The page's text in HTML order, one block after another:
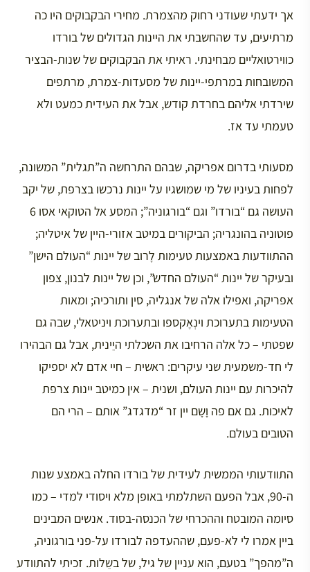
אך ידעתי שעודני רחוק מהצמרת. מחירי הבקבוקים היו כה
מרתיעים, עד שהחשבתי את היינות הגדולים של בורדו
כווירטואליים מבחינתי. ראיתי את הבקבוקים של שנות-הבציר
המשובחות במרתפי-יינות של מסעדות-צמרת, מרתפים
שירדתי אליהם בחרדת קודש, אבל את העידית כמעט ולא
טעמתי עד אז.
מסעותי בדרום אפריקה, שבהם התרחשה ה”תגלית” המשונה,
לפחות בעיניו של מי שמושגיו על יינות נרכשו בצרפת, של יקב
העושה גם “בורדו” וגם “בורגוניה”; המסע אל הטוקאי אסו 6
פוטוניה בהונגריה; הביקורים במיטב אזורי-היין של איטליה;
ההתוודעות באמצעות טעימות לָרוב של יינות “העולם הישן”
ובעיקר של יינות “העולם החדש”, וכן של יינות לבנון, צפון
אפריקה, ואפילו אלה של אנגליה, סין ותורכיה; ומאות
הטעימות בתערוכת וינְאֶקספו ובתערוכת ויניטאלי, שבה גם
שפטתי – כל אלה הרחיבו את השכלתי היֵינית, אבל גם הבהירו
לי חד-משמעית שני עיקרים: ראשית – חיי אדם לא יספיקו
להיכרות עם יינות העולם, ושנית – אין כמיטב יינות צרפת
לאיכות. גם אם פה וָשָם יין זר “מדגדג” אותם – הרי הם
הטובים בעולם.
התוודעותי הממשית לעידית של בורדו החלה באמצע שנות
ה-90, אבל הפעם השתלמתי באופן מלא ויסודי למדי – כמו
סיומה המובטח וההכרחי של הכנסה-בסוד. אנשים המבינים
ביין אמרו לי לא-פעם, שההעדפה לבורדו על-פני בורגוניה,
ה”מהפך” בטעם, הוא עניין של גיל, של בשֵלות. זכיתי להתוודע